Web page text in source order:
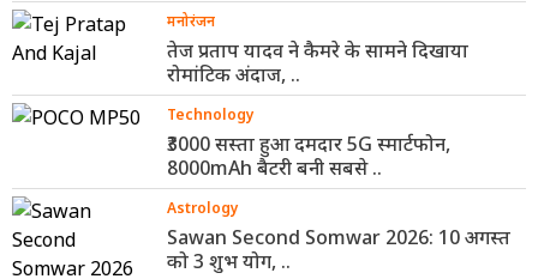
मनोरंजन
तेज प्रताप यादव ने कैमरे के सामने दिखाया
रोमांटिक अंदाज, ..
Technology
₹3000 सस्ता हुआ दमदार 5G स्मार्टफोन,
8000mAh बैटरी बनी सबसे ..
Astrology
Sawan Second Somwar 2026: 10 अगस्त
को 3 शुभ योग, ..